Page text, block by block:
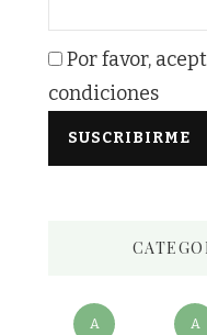
Por favor,
condiciones
A A